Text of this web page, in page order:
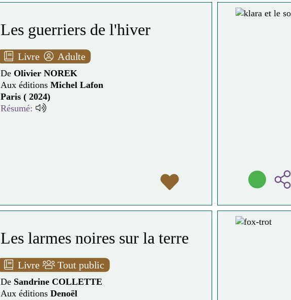
Les guerriers de l'hiver
Livre Adulte
De Olivier NOREK
Aux éditions Michel Lafon
Paris ( 2024)
Résumé:
Les larmes noires sur la terre
Livre Tout public
De Sandrine COLLETTE
Aux éditions Denoël